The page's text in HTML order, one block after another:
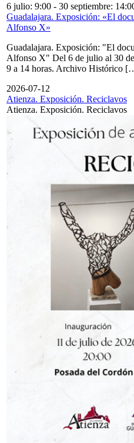
6 julio: 9:00 - 30 septiembre:
Guadalajara. Exposición: «El
Alfonso X»
Guadalajara. Exposición: "El
Alfonso X" Del 6 de julio al 30
9 a 14 horas. Archivo Histórico
2026-07-12
Atienza. Exposición. Reciclavos
Atienza. Exposición. Reciclavos